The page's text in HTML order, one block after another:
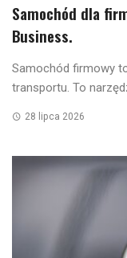
Samochód dla
Business.
Samochód firmowy
transportu. To
28 lipca 2026